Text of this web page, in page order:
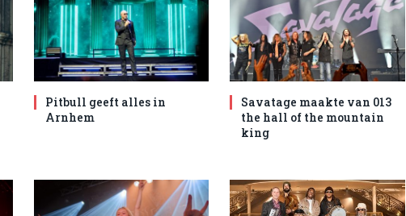
Pitbull geeft alles in
Arnhem
Savatage maakte van 013
the hall of the mountain
king